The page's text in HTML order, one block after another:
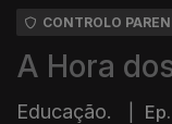
CONTROLO
A Hora
Educação.